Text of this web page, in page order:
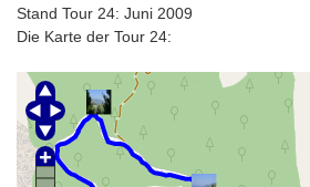
Stand Tour 24: Juni 2009
Die Karte der Tour 24: